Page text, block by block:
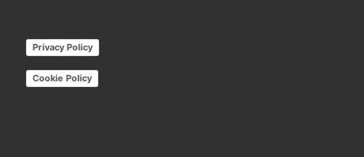
Privacy Policy
Cookie Policy